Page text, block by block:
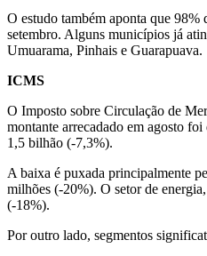
O estudo também aponta que 98%
setembro. Alguns municípios já
Umuarama, Pinhais e Guarapuava.
ICMS
O Imposto sobre Circulação de
montante arrecadado em agosto
1,5 bilhão (-7,3%).
A baixa é puxada principalmente
milhões (-20%). O setor de
(-18%).
Por outro lado, segmentos